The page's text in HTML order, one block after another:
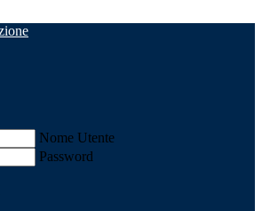
Nome Utente
Password